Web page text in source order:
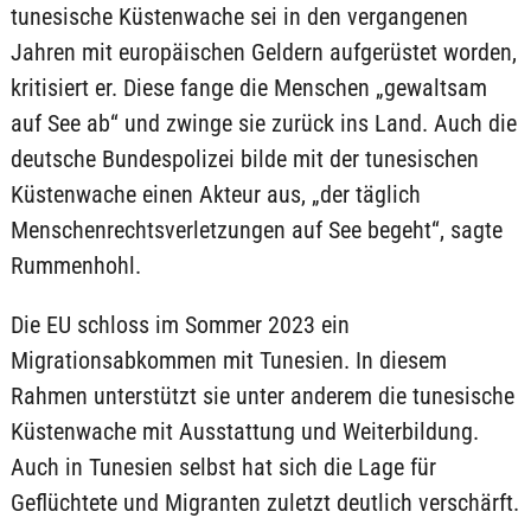
tunesische Küstenwache sei in den vergangenen
Jahren mit europäischen Geldern aufgerüstet worden,
kritisiert er. Diese fange die Menschen „gewaltsam
auf See ab“ und zwinge sie zurück ins Land. Auch die
deutsche Bundespolizei bilde mit der tunesischen
Küstenwache einen Akteur aus, „der täglich
Menschenrechtsverletzungen auf See begeht“, sagte
Rummenhohl.
Die EU schloss im Sommer 2023 ein
Migrationsabkommen mit Tunesien. In diesem
Rahmen unterstützt sie unter anderem die tunesische
Küstenwache mit Ausstattung und Weiterbildung.
Auch in Tunesien selbst hat sich die Lage für
Geflüchtete und Migranten zuletzt deutlich verschärft.